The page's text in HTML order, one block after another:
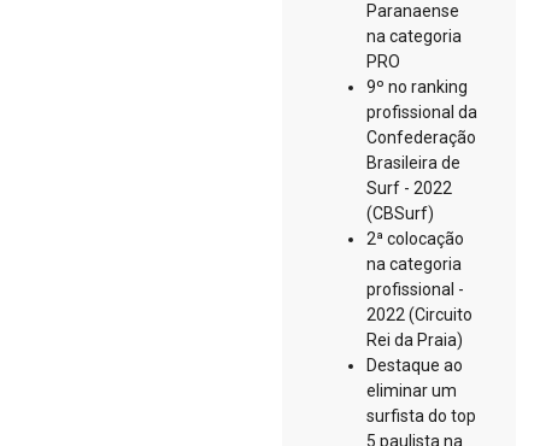
Paranaense
na categoria
PRO
9º no ranking
profissional da
Confederação
Brasileira de
Surf - 2022
(CBSurf)
2ª colocação
na categoria
profissional -
2022 (Circuito
Rei da Praia)
Destaque ao
eliminar um
surfista do top
5 paulista na